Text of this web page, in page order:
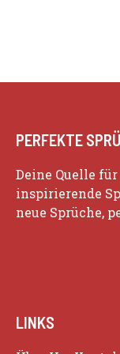
PERFEKTE
Deine Quelle
inspirierende
neue Sprüche,
LINKS